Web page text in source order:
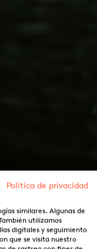
Política de privacidad
similares. Algunas de
utilizamos
digitales y seguimiento
que se visita nuestro